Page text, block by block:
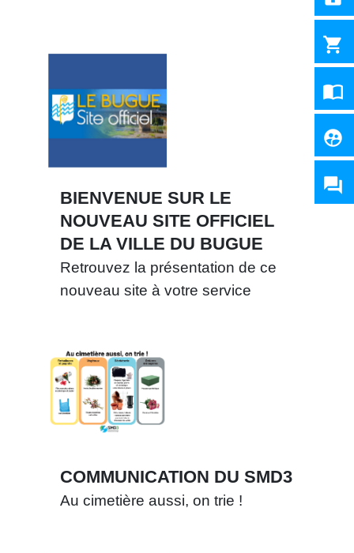
BIENVENUE SUR LE
NOUVEAU SITE OFFICIEL
DE LA VILLE DU BUGUE
Retrouvez la présentation de ce
nouveau site à votre service
COMMUNICATION DU SMD3
Au cimetière aussi, on trie !
shopping_cart
import_contacts
supervised_user_circle
question_answer